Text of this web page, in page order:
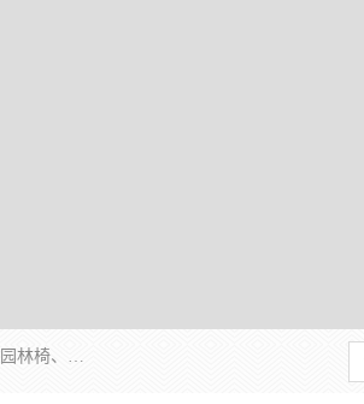
苏州多麦公共设施有限公司是一家苏州垃圾桶厂家，主营：塑料垃圾桶、分类果皮箱、户外园林椅、保安岗亭等产品厂家。全国统一热线电话：17105580222。公司组建完善的团队。设计人员，能根据客户要求，提供适合的设计方案，来满足客户的需求。